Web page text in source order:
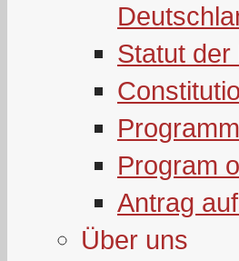
Statut der
Program
Antrag
Über uns